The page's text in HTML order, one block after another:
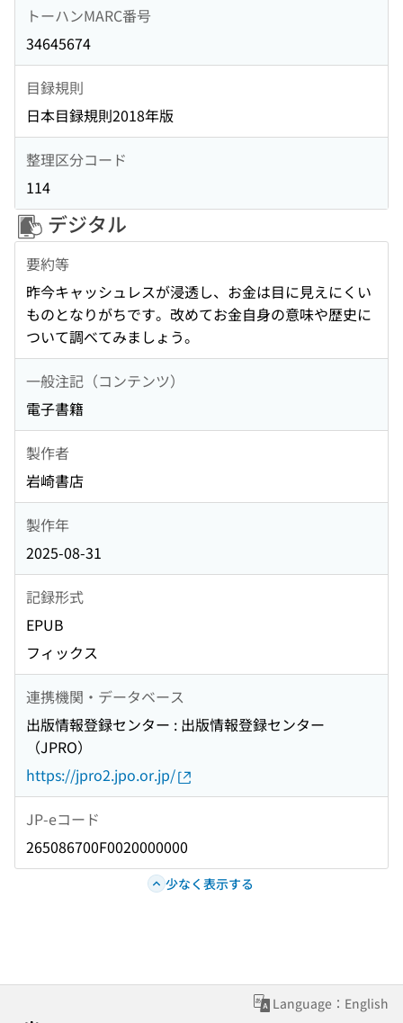
トーハンMARC番号
34645674
目録規則
日本目録規則2018年版
整理区分コード
114
デジタル
要約等
昨今キャッシュレスが浸透し、お金は目に見えにくい
ものとなりがちです。改めてお金自身の意味や歴史に
ついて調べてみましょう。
一般注記（コンテンツ）
電子書籍
製作者
岩崎書店
製作年
2025-08-31
記録形式
EPUB
フィックス
連携機関・データベース
出版情報登録センター : 出版情報登録センター
（JPRO）
https://jpro2.jpo.or.jp/
JP-eコード
265086700F0020000000
少なく表示する
Language：English